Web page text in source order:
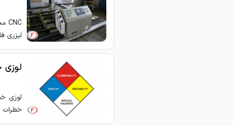
لیزری
لوزی
خطرات